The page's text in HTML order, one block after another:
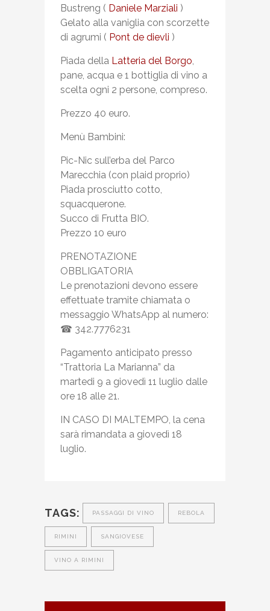
Bustreng ( Daniele Marziali )
Gelato alla vaniglia con scorzette
di agrumi ( Pont de dievli )
Piada della Latteria del Borgo,
pane, acqua e 1 bottiglia di vino a
scelta ogni 2 persone, compreso.
Prezzo 40 euro.
Menù Bambini:
Pic-Nic sull’erba del Parco
Marecchia (con plaid proprio)
Piada prosciutto cotto,
squacquerone.
Succo di Frutta BIO.
Prezzo 10 euro
PRENOTAZIONE
OBBLIGATORIA
Le prenotazioni devono essere
effettuate tramite chiamata o
messaggio WhatsApp al numero:
☎ 342.7776231
Pagamento anticipato presso
“Trattoria La Marianna” da
martedi 9 a giovedì 11 luglio dalle
ore 18 alle 21.
IN CASO DI MALTEMPO, la cena
sarà rimandata a giovedì 18
luglio.
TAGS: PASSAGGI DI VINO REBOLA
RIMINI SANGIOVESE
VINO A RIMINI